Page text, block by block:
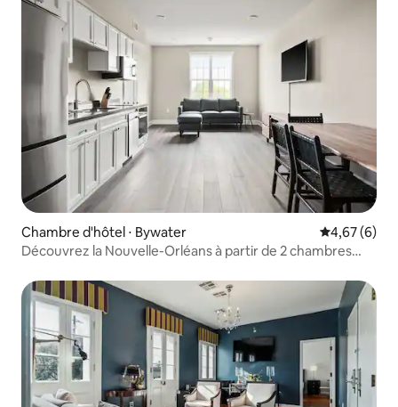
Chambre d'hôtel ⋅ Bywater Évaluation
4,67 (6)
Découvrez la Nouvelle-Orléans à partir de 2 chambres